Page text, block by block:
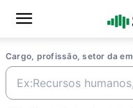
Cargo, profissão, setor da